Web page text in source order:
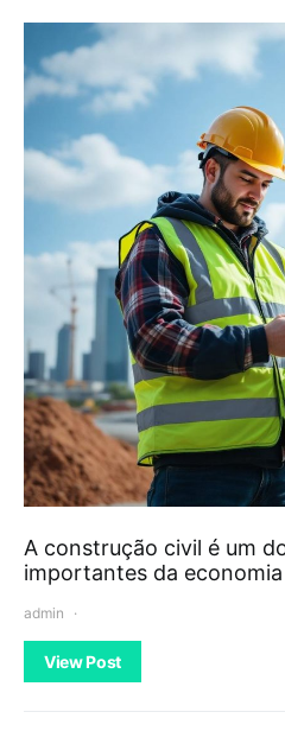
A construção civil é um
importantes da
admin
View Post